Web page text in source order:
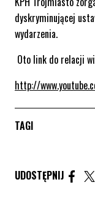
dyskryminującej
wydarzenia.
Oto link do relacji
http://
TAGI
UDOSTĘPNIJ